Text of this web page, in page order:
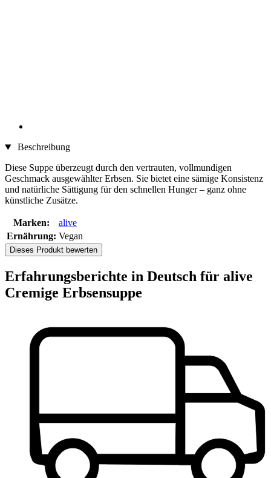
Beschreibung
Diese Suppe überzeugt durch den vertrauten, vollmundigen
Geschmack ausgewählter Erbsen. Sie bietet eine sämige Konsistenz
und natürliche Sättigung für den schnellen Hunger – ganz ohne
künstliche Zusätze.
Marken:
alive
Ernährung: Vegan
Dieses Produkt bewerten
Erfahrungsberichte in Deutsch für alive
Cremige Erbsensuppe